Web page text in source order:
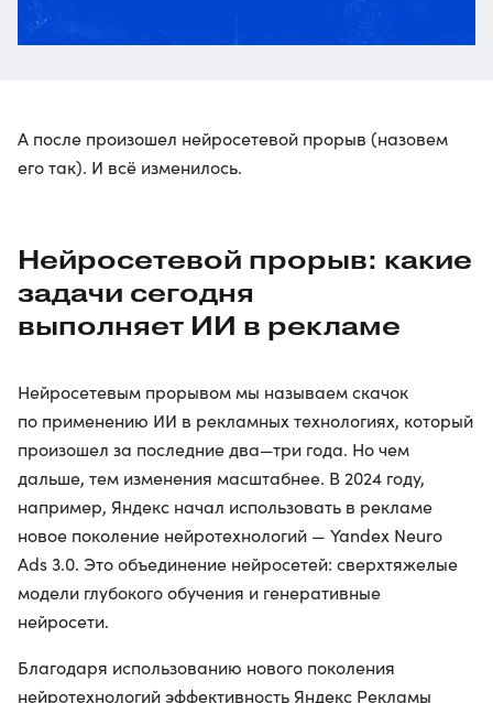
А после произошел нейросетевой прорыв (назовем
его так). И всё изменилось.
Нейросетевой прорыв: какие
задачи сегодня
выполняет ИИ в рекламе
Нейросетевым прорывом мы называем скачок
по применению ИИ в рекламных технологиях, который
произошел за последние два—три года. Но чем
дальше, тем изменения масштабнее. В 2024 году,
например, Яндекс начал использовать в рекламе
новое поколение нейротехнологий — Yandex Neuro
Ads 3.0. Это объединение нейросетей: сверхтяжелые
модели глубокого обучения и генеративные
нейросети.
Благодаря использованию нового поколения
нейротехнологий эффективность Яндекс Рекламы